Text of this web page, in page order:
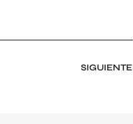
SIGUIENTE